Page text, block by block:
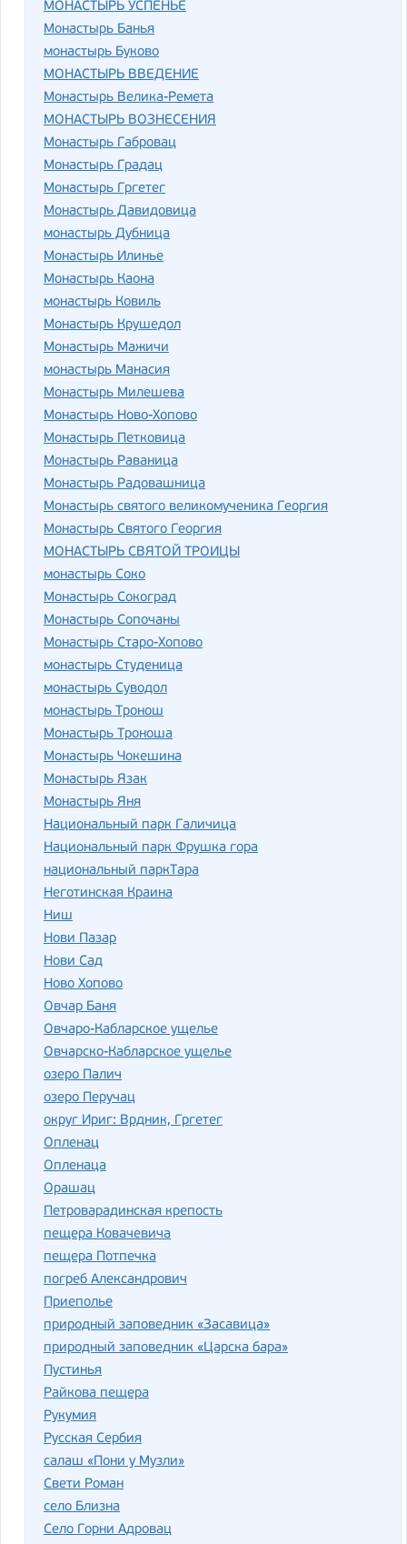
МОНАСТЫРЬ УСПЕНЬЕ
Монастырь Банья
монастырь Буково
МОНАСТЫРЬ ВВЕДЕНИЕ
Монастырь Велика-Ремета
МОНАСТЫРЬ ВОЗНЕСЕНИЯ
Монастырь Габровац
Монастырь Градац
Монастырь Гргетег
Монастырь Давидовица
монастырь Дубница
Монастырь Илинье
Монастырь Каона
монастырь Ковиль
Монастырь Крушедол
Монастырь Мажичи
монастырь Манасия
Монастырь Милешева
Монастырь Ново-Хопово
Монастырь Петковица
Монастырь Раваница
Монастырь Радовашница
Монастырь святого великомученика Георгия
Монастырь Святого Георгия
МОНАСТЫРЬ СВЯТОЙ ТРОИЦЫ
монастырь Соко
Монастырь Сокоград
Монастырь Сопочаны
Монастырь Старо-Хопово
монастырь Студеница
монастырь Суводол
монастырь Тронош
Монастырь Троноша
Монастырь Чокешина
Монастырь Язак
Монастырь Яня
Национальный парк Галичица
Национальный парк Фрушка гора
национальный паркТара
Неготинская Краина
Ниш
Нови Пазар
Нови Сад
Ново Хопово
Овчар Баня
Овчаро-Кабларское ущелье
Овчарско-Кабларское ущелье
озеро Палич
озеро Перучац
округ Ириг: Врдник, Гргетег
Опленац
Опленаца
Орашац
Петроварадинская крепость
пещера Ковачевича
пещера Потпечка
погреб Александрович
Приеполье
природный заповедник «Засавица»
природный заповедник «Царска бара»
Пустинья
Райкова пещера
Рукумия
Русская Сербия
салаш «Пони у Музли»
Свети Роман
село Близна
Село Горни Адровац